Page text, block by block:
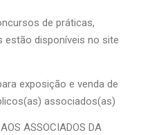
de práticas,
estão disponíveis no site
exposição e venda de
associados(as)
ASSOCIADOS DA